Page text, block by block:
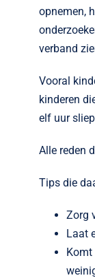
opnemen,
verband
Vooral
kinderen
elf uur
Alle reden
Tips die
Zorg
Laat
Komt